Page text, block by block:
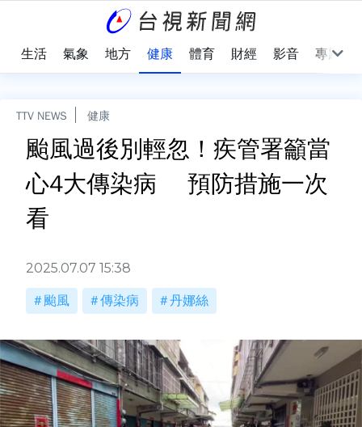
生活 氣象 地方 健康 體育 財經 影音 專題
TTV NEWS 健康
颱風過後別輕忽！疾管署籲當
心4大傳染病 預防措施一次
看
2025.07.07 15:38
颱風 傳染病 丹娜絲